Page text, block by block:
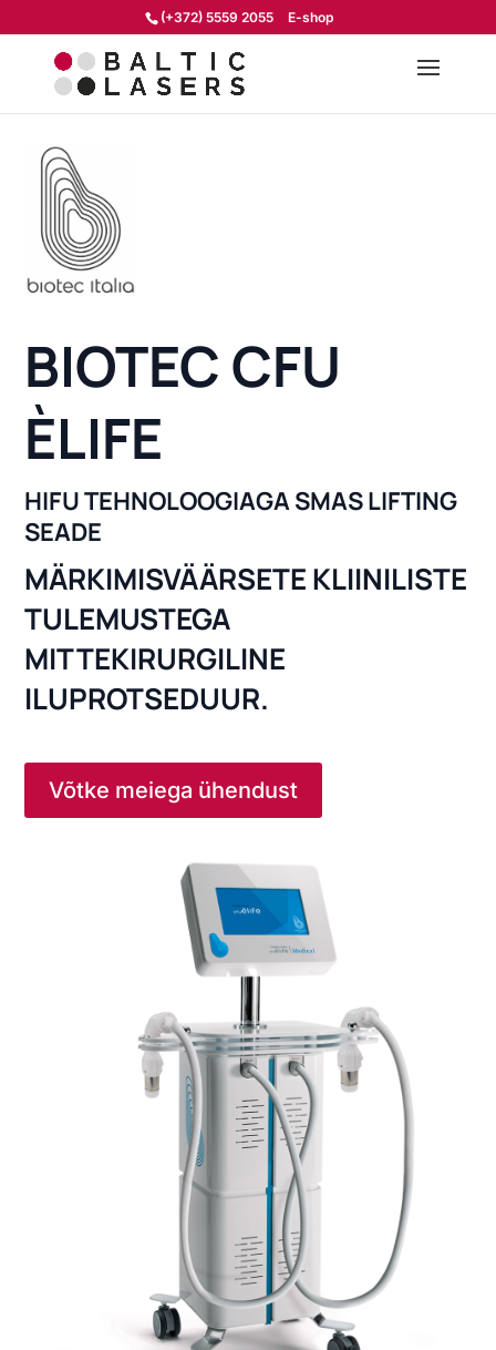
(+372) 5559 2055 E-shop
BIOTEC CFU
ÈLIFE
HIFU TEHNOLOOGIAGA SMAS LIFTING
SEADE
MÄRKIMISVÄÄRSETE KLIINILISTE
TULEMUSTEGA
MITTEKIRURGILINE
ILUPROTSEDUUR.
Võtke meiega ühendust